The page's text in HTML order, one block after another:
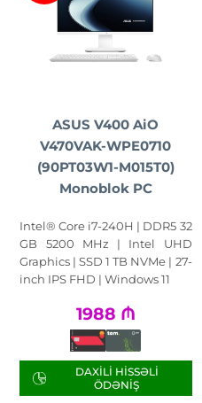
ASUS V400 AiO
V470VAK-WPE0710
(90PT03W1-M015T0)
Monoblok PC
Intel® Core i7-240H | DDR5 32
GB 5200 MHz | Intel UHD
Graphics | SSD 1 TB NVMe | 27-
inch IPS FHD | Windows 11
1988 ₼
DAXILI HISSƏLI
ÖDƏNIŞ